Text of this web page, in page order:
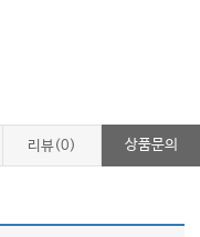
리뷰(0) 상품문의